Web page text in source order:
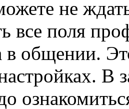
не
все поля
в общении.
В